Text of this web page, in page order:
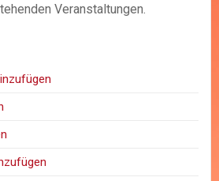
Veranstaltungen.